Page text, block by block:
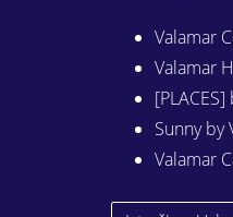
Valamar
Valamar
Sunny by
Valamar